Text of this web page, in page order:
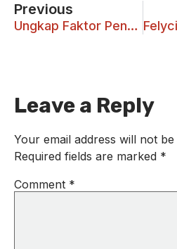
Previous
Ungkap Faktor Penting Penyebab Customer Loyalty
Leave a Reply
Your email address will not be
Required fields are marked *
Comment *